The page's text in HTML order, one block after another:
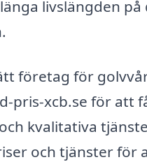
livslängden
företag för
pris-xcb.se för att
kvalitativa
och tjänster för